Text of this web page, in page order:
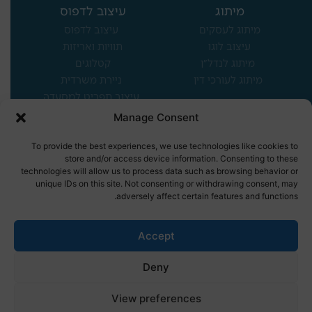
Manage Consent
To provide the best experiences, we use technologies like cookies to
store and/or access device information. Consenting to these
technologies will allow us to process data such as browsing behavior or
unique IDs on this site. Not consenting or withdrawing consent, may
adversely affect certain features and functions.
Accept
Deny
View preferences
מיתוג
מיתוג לעסקים
עיצוב לוגו
מיתוג לנדל"ן
מיתוג לעורכי דין
עיצוב לדפוס
עיצוב לדפוס
תוויות ואריזות
קטלוגים
ניירת משרדית
עיצוב תפריט למסעדה
משרד פרסום בצפון
משרד פרסום בחיפה
משרד פרסום בקריות
נותנים שירות לעסקים בכל
תנאי שימוש|מדיניות פרטיות